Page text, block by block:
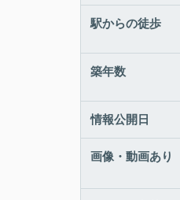
駅からの徒歩
築年数
情報公開日
画像・動画あり